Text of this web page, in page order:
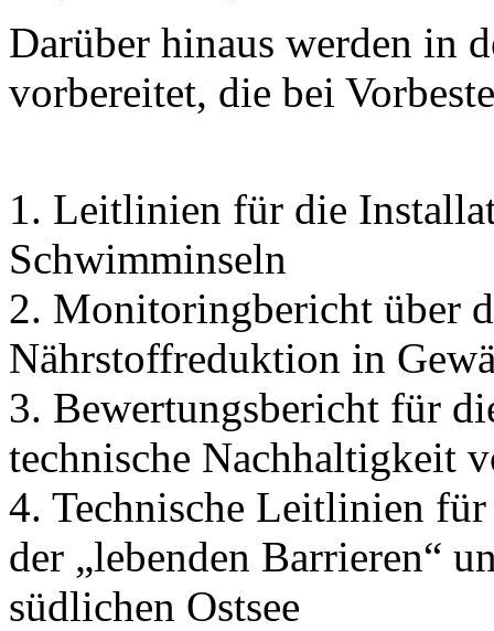
Darüber hinaus werden in
vorbereitet, die bei
1. Leitlinien für die
Schwimminseln
2. Monitoringbericht über
Nährstoffreduktion in
3. Bewertungsbericht für
technische Nachhaltigkeit
4. Technische Leitlinien
der „lebenden Barrieren“
südlichen Ostsee